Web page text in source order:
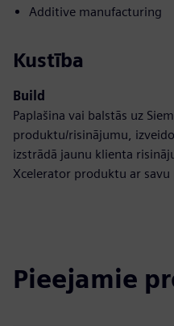
Additive manufacturing
Kustība
Build
Paplašina vai balstās uz
produktu/risinājumu,
izstrādā jaunu klienta
Xcelerator produktu ar
Pieejamie